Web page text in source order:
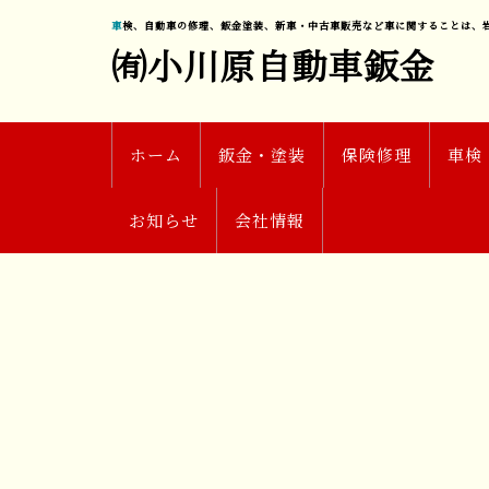
車検、自動車の修理、鈑金塗装、新車・中古車販売など車に関することは
㈲小川原自動車鈑金
ホーム 鈑金・塗装 保険修理 車検
お知らせ 会社情報